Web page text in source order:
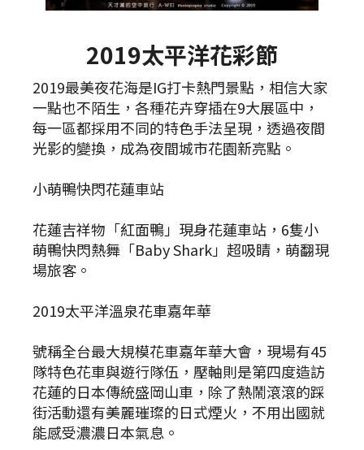
2019太平洋花彩節
2019最美夜花海是IG打卡熱門景點，相信大家
一點也不陌生，各種花卉穿插在9大展區中，
每一區都採用不同的特色手法呈現，透過夜間
光影的變換，成為夜間城市花園新亮點。
小萌鴨快閃花蓮車站
花蓮吉祥物「紅面鴨」現身花蓮車站，6隻小
萌鴨快閃熱舞「Baby Shark」超吸睛，萌翻現
場旅客。
2019太平洋溫泉花車嘉年華
號稱全台最大規模花車嘉年華大會，現場有45
隊特色花車與遊行隊伍，壓軸則是第四度造訪
花蓮的日本傳統盛岡山車，除了熱鬧滾滾的踩
街活動還有美麗璀璨的日式煙火，不用出國就
能感受濃濃日本氣息。